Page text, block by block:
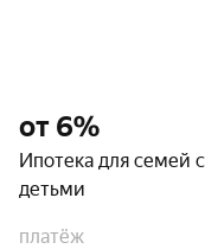
от 6%
Ипотека для семей с
детьми
платёж